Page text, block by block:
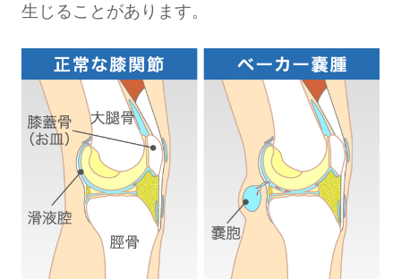
生じることがあります。